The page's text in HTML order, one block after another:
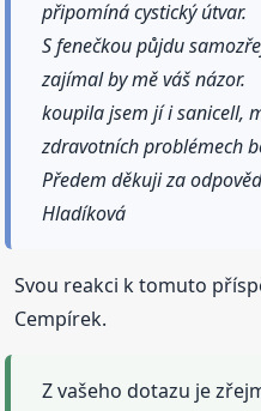
připomíná cystický útvar.
S fenečkou půjdu
zajímal by mě váš názor.
koupila jsem jí i sanicell,
zdravotních problémech
Předem děkuji za
Hladíková
Svou reakci k tomuto
Cempírek.
Z vašeho dotazu je